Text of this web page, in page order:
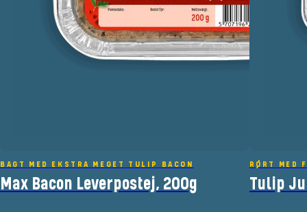
BAGT MED EKSTRA MEGET TULIP BACON
Max Bacon Leverpostej, 200g
RØRT MED
Tulip